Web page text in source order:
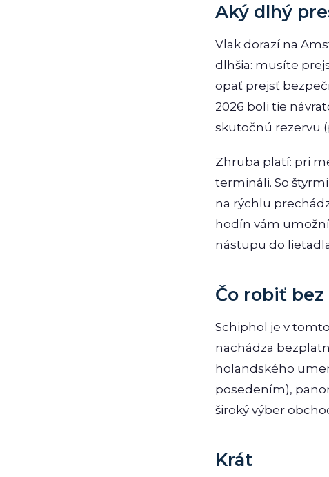
Aký dlhý
Vlak dorazí na
dlhšia: musíte
opäť prejsť
2026 boli tie
skutočnú rezervu
Zhruba platí: pri
termináli. So
na rýchlu
hodín vám
nástupu do
Čo robiť
Schiphol je v
nachádza
holandského
posedením),
široký výber
Krát